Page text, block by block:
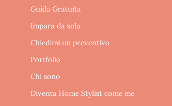
Guida Gratuita
Impara da sola
Chiedimi un preventivo
Portfolio
Chi sono
Diventa Home Stylist come me